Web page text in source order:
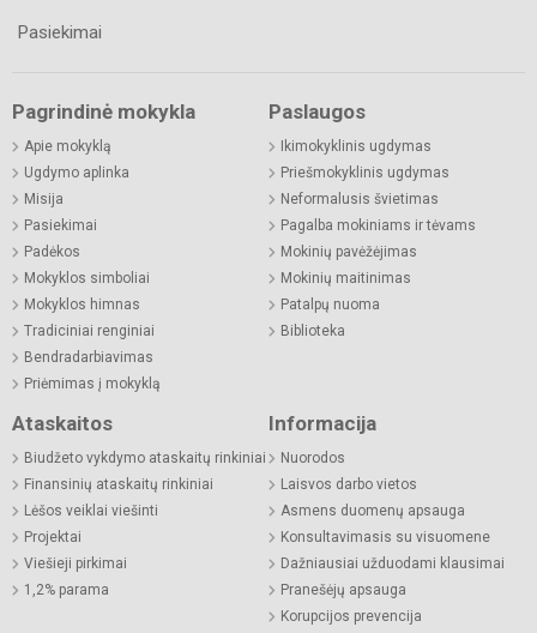
Pasiekimai
Pagrindinė mokykla
Apie mokyklą
Ugdymo aplinka
Misija
Pasiekimai
Padėkos
Mokyklos simboliai
Mokyklos himnas
Tradiciniai renginiai
Bendradarbiavimas
Priėmimas į mokyklą
Paslaugos
Ikimokyklinis ugdymas
Priešmokyklinis ugdymas
Neformalusis švietimas
Pagalba mokiniams ir tėvams
Mokinių pavėžėjimas
Mokinių maitinimas
Patalpų nuoma
Biblioteka
Ataskaitos
Biudžeto vykdymo ataskaitų rinkiniai
Finansinių ataskaitų rinkiniai
Lėšos veiklai viešinti
Projektai
Viešieji pirkimai
1,2% parama
Informacija
Nuorodos
Laisvos darbo vietos
Asmens duomenų apsauga
Konsultavimasis su visuomene
Dažniausiai užduodami klausimai
Pranešėjų apsauga
Korupcijos prevencija